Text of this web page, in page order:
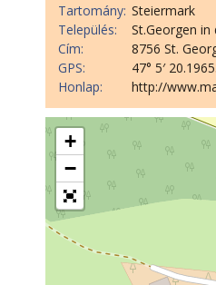
Tartomány: Steiermark
Település:
St.Georgen
Cím:
8756 St.
GPS:
47° 5′
Honlap:
http://
+
−